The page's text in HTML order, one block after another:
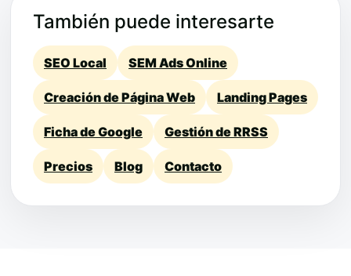
También puede interesarte
SEO Local SEM Ads Online
Creación de Página Web Landing Pages
Ficha de Google Gestión de RRSS
Precios Blog Contacto